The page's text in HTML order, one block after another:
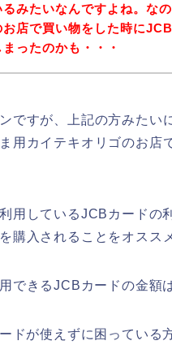
るみたいなんですよね。な
お店で買い物をした時に
まったのかも・・・
ですが、上記の方みたい
用カイテキオリゴのお店
用しているJCBカードの
購入されることをオスス
できるJCBカードの金額
ドが使えずに困っている